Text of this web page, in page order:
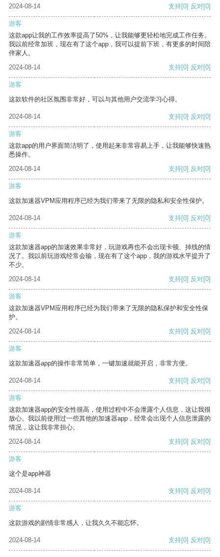
2024-08-14 支持[0] 反对[0]
游客
这款app让我的工作效率提高了50%，让我能够更轻松地完成工作任务。
我以前经常加班，现在有了这个app，我可以提前下班，有更多的时间陪
伴家人。
2024-08-14
支持[0] 反对[0]
游客
这款软件的社区氛围非常好，可以与其他用户交流学习心得。
2024-08-14 支持[0] 反对[0]
游客
这款app的用户界面简洁明了，使用起来非常容易上手，让我能够快速熟
悉操作。
2024-08-14
支持[0] 反对[0]
游客
这款加速器VPM应用程序已经为我们带来了无限的隐私和安全性保护。
2024-08-14 支持[0] 反对[0]
游客
这款加速器app的加速效果非常好，玩游戏再也不会出现卡顿、掉线的情
况了。我以前玩游戏经常会输，现在有了这个app，我的游戏水平提升了
不少。
2024-08-14
支持[0] 反对[0]
游客
这款加速器VPM应用程序已经为我们带来了无限的隐私保护和安全性保
护。
2024-08-14
支持[0] 反对[0]
游客
这款加速器app的操作非常简单，一键加速就能开启，非常方便。
2024-08-14 支持[0] 反对[0]
游客
这款加速器app的安全性很高，使用过程中不会泄露个人信息，这让我很
放心。我以前使用过一些其他的加速器app，经常会出现个人信息泄露的
情况，这让我非常担心。
2024-08-14
支持[0] 反对[0]
游客
这个是app神器
2024-08-14 支持[0] 反对[0]
游客
这款游戏的剧情非常感人，让我久久不能忘怀。
2024-08-14 支持[0] 反对[0]